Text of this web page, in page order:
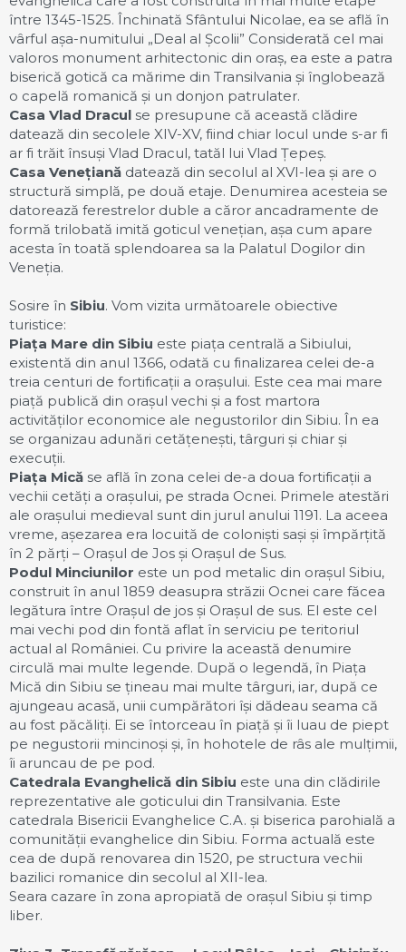
între 1345-1525. Închinată Sfântului Nicolae, ea se află în
vârful așa-numitului „Deal al Școlii” Considerată cel mai
valoros monument arhitectonic din oraș, ea este a patra
biserică gotică ca mărime din Transilvania și înglobează
o capelă romanică și un donjon patrulater.
Casa Vlad Dracul se presupune că această clădire
datează din secolele XIV-XV, fiind chiar locul unde s-ar fi
ar fi trăit însuși Vlad Dracul, tatăl lui Vlad Țepeș.
Casa Venețiană datează din secolul al XVI-lea și are o
structură simplă, pe două etaje. Denumirea acesteia se
datorează ferestrelor duble a căror ancadramente de
formă trilobată imită goticul venețian, așa cum apare
acesta în toată splendoarea sa la Palatul Dogilor din
Veneția.
Sosire în Sibiu. Vom vizita următoarele obiective
turistice:
Piața Mare din Sibiu este piața centrală a Sibiului,
existentă din anul 1366, odată cu finalizarea celei de-a
treia centuri de fortificații a orașului. Este cea mai mare
piață publică din orașul vechi și a fost martora
activităților economice ale negustorilor din Sibiu. În ea
se organizau adunări cetățenești, târguri și chiar și
execuții.
Piața Mică se află în zona celei de-a doua fortificații a
vechii cetăți a orașului, pe strada Ocnei. Primele atestări
ale orașului medieval sunt din jurul anului 1191. La aceea
vreme, așezarea era locuită de coloniști sași și împărțită
în 2 părți – Orașul de Jos și Orașul de Sus.
Podul Minciunilor este un pod metalic din orașul Sibiu,
construit în anul 1859 deasupra străzii Ocnei care făcea
legătura între Orașul de jos și Orașul de sus. El este cel
mai vechi pod din fontă aflat în serviciu pe teritoriul
actual al României. Cu privire la această denumire
circulă mai multe legende. După o legendă, în Piața
Mică din Sibiu se țineau mai multe târguri, iar, după ce
ajungeau acasă, unii cumpărători își dădeau seama că
au fost păcăliți. Ei se întorceau în piață și îi luau de piept
pe negustorii mincinoși și, în hohotele de râs ale mulțimii,
îi aruncau de pe pod.
Catedrala Evanghelică din Sibiu este una din clădirile
reprezentative ale goticului din Transilvania. Este
catedrala Bisericii Evanghelice C.A. și biserica parohială a
comunității evanghelice din Sibiu. Forma actuală este
cea de după renovarea din 1520, pe structura vechii
bazilici romanice din secolul al XII-lea.
Seara cazare în zona apropiată de orașul Sibiu și timp
liber.